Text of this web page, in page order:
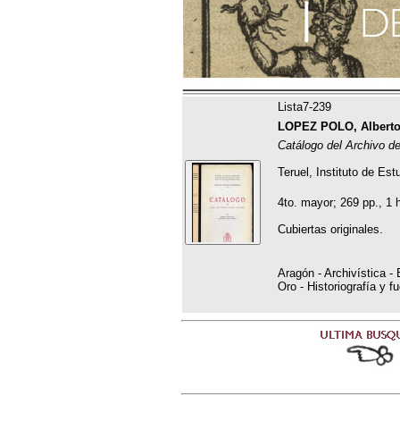
Lista7-239
LOPEZ POLO,
Catálogo del Archivo
Teruel, Instituto de
4to. mayor; 269 pp., 1
Cubiertas originales.
Aragón - Archivística -
Oro - Historiografía y